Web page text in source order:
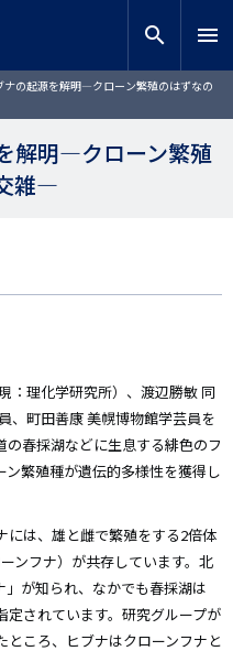
検索
search menu
ナの起源を解明―クローン繁殖のはずなの
解明―クローン繁殖
雑―
：理化学研究所）、渡辺勝敏 同
、町田善康 美幌博物館学芸員を
春採湖などに生息する緋色のフ
繁殖種が遺伝的多様性を獲得し
は、雄と雌で繁殖をする2倍体
ンフナ）が共存しています。北
が知られ、なかでも春採湖は
定されています。研究グループが
ところ、ヒブナはクローンフナと